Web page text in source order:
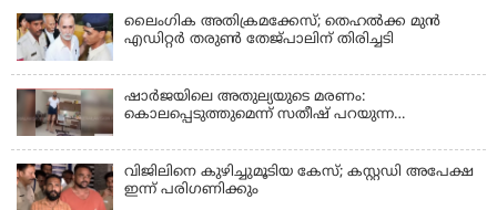
ലൈംഗിക അതിക്രമക്കേസ്; തെഹല്‍ക്ക മുന്‍
എഡിറ്റര്‍ തരുൺ തേജ്പാലിന് തിരിച്ചടി
ഷാർജയിലെ അതുല്യയുടെ മരണം:
കൊലപ്പെടുത്തുമെന്ന് സതീഷ് പറയുന്ന
വിജിലിനെ കുഴിച്ചുമൂടിയ കേസ്; കസ്റ്റഡി അപേക്ഷ
ഇന്ന് പരിഗണിക്കും